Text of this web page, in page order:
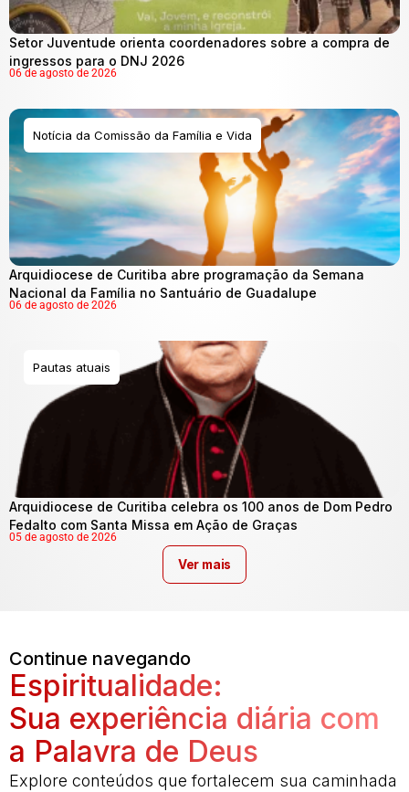
Setor Juventude orienta coordenadores sobre a compra de
ingressos para o DNJ 2026
06 de agosto de 2026
Notícia da Comissão da Família e Vida
Arquidiocese de Curitiba abre programação da Semana
Nacional da Família no Santuário de Guadalupe
06 de agosto de 2026
Pautas atuais
Arquidiocese de Curitiba celebra os 100 anos de Dom Pedro
Fedalto com Santa Missa em Ação de Graças
05 de agosto de 2026
Ver mais
Continue navegando
Espiritualidade:
Sua experiência diária com
a Palavra de Deus
Explore conteúdos que fortalecem sua caminhada